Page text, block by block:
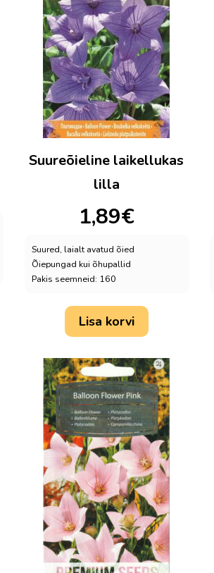
Suureõieline laikellukas
lilla
1,89€
Suured, laialt avatud õied
Õiepungad kui õhupallid
Pakis seemneid: 160
Lisa korvi